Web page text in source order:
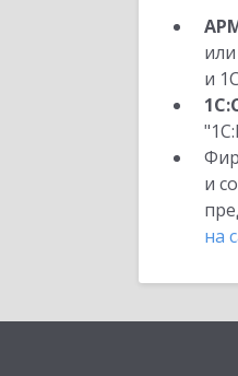
и
и
на